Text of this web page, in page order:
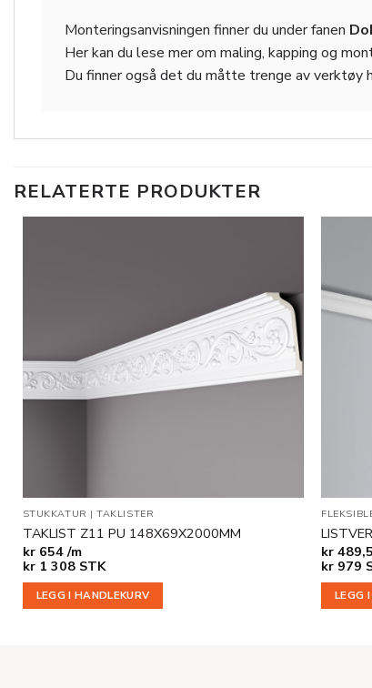
Monteringsanvisningen finner du under fanen
Her kan du lese mer om maling, kapping og
Du finner også det du måtte trenge av verktøy
RELATERTE PRODUKTER
i
ønskeliste
STUKKATUR |TAKLISTER
TAKLIST Z11 PU 148X69X2000MM
kr654 /m
kr1 308 STK
LEGG I HANDLEKURV
kr
kr 979
LEGG